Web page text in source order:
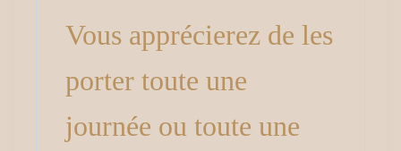
Vous apprécierez de les
porter toute une
journée ou toute une